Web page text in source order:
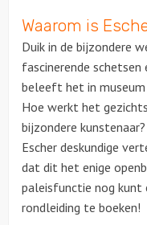
Waarom is
Duik in de bijzondere
fascinerende schetsen
beleeft het in museum
Hoe werkt het
bijzondere
Escher deskundige
dat dit het enige
paleisfunctie nog kunt
rondleiding te boeken!